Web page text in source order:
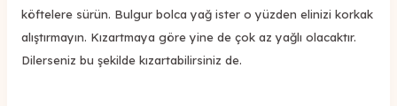
köftelere sürün. Bulgur bolca yağ ister o yüzden elinizi korkak
alıştırmayın. Kızartmaya göre yine de çok az yağlı olacaktır.
Dilerseniz bu şekilde kızartabilirsiniz de.